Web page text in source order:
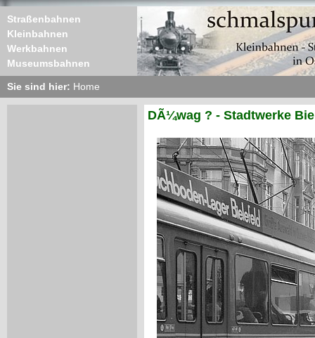
Straßenbahnen
Kleinbahnen
Werkbahnen
Museumsbahnen
Sie sind hier: Home
DÃ¼wag ? - Stadtwerke